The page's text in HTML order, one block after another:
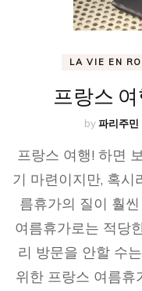
LA VIE EN
프랑스 여
by파리주민
프랑스 여행! 하면
기 마련이지만, 혹시
름휴가의 질이 훨
여름휴가로는 적당
리 방문을 안할 수
위한 프랑스 여름휴